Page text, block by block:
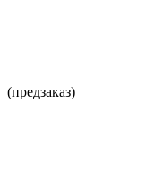
(предзаказ)